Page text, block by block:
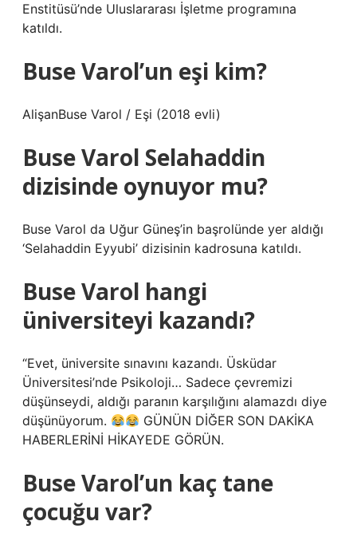
Enstitüsü’nde Uluslararası İşletme programına
katıldı.
Buse Varol’un eşi kim?
AlişanBuse Varol / Eşi (2018 evli)
Buse Varol Selahaddin
dizisinde oynuyor mu?
Buse Varol da Uğur Güneş’in başrolünde yer aldığı
‘Selahaddin Eyyubi’ dizisinin kadrosuna katıldı.
Buse Varol hangi
üniversiteyi kazandı?
“Evet, üniversite sınavını kazandı. Üsküdar
Üniversitesi’nde Psikoloji… Sadece çevremizi
düşünseydi, aldığı paranın karşılığını alamazdı diye
düşünüyorum.
GÜNÜN DİĞER SON DAKİKA
HABERLERİNİ HİKAYEDE GÖRÜN.
Buse Varol’un kaç tane
çocuğu var?